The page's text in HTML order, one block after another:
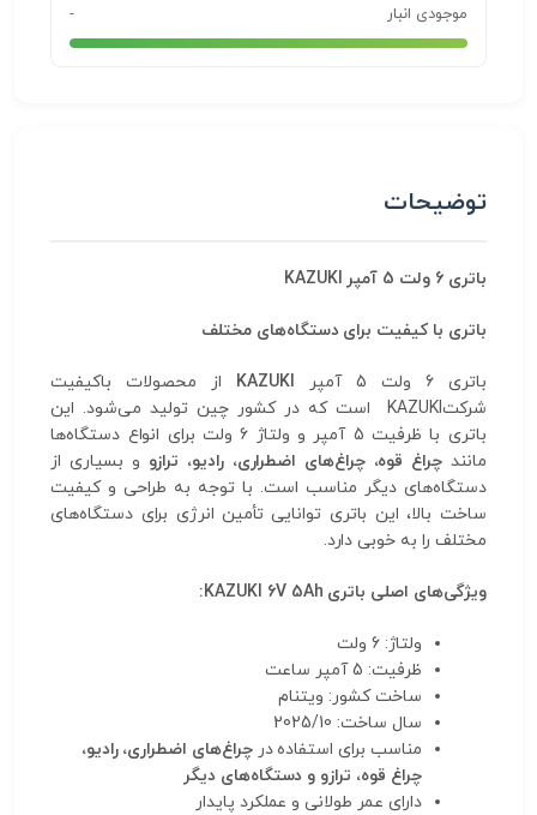
موجودی انبار -
توضیحات
باتری 6 ولت 5 آمپر KAZUKI
باتری با کیفیت برای دستگاه‌های مختلف
باتری 6 ولت 5 آمپر KAZUKI از محصولات باکیفیت
شرکتKAZUKI است که در کشور چین تولید می‌شود. این
باتری با ظرفیت 5 آمپر و ولتاژ 6 ولت برای انواع دستگاه‌ها
مانندچراغ قوه، چراغ‌های اضطراری، رادیو، ترازو و بسیاری از
دستگاه‌های دیگر مناسب است. با توجه به طراحی و کیفیت
ساخت بالا، این باتری توانایی تأمین انرژی برای دستگاه‌های
مختلف را به خوبی دارد.
ویژگی‌های اصلی باتری KAZUKI 6V 5Ah:
ولتاژ: 6 ولت
ظرفیت: 5 آمپر ساعت
ساخت کشور: ویتنام
سال ساخت: 2025/10
مناسب برای استفاده درچراغ‌های اضطراری، رادیو،
چراغ قوه، ترازو و دستگاه‌های دیگر
دارای عمر طولانی و عملکرد پایدار